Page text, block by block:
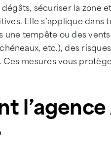
sécuriser la zone
Elle s’applique dans
tempête ou des
etc.), des
mesures vous
l’agence